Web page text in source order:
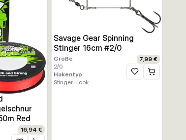
Red
16,94 €
Savage Gear Spinning
Stinger 16cm #2/0
Größe
2/0
Hakentyp
Stinger Hook
7,99 €
Zur Wunschliste